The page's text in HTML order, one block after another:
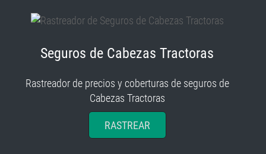
Seguros de Cabezas Tractoras
Rastreador de precios y coberturas de seguros de
Cabezas Tractoras
RASTREAR